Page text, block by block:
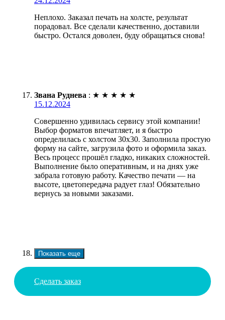
Неплохо. Заказал печать на холсте, результат
порадовал. Все сделали качественно, доставили
быстро. Остался доволен, буду обращаться снова!
Звана Руднева : ★ ★ ★ ★ ★
15.12.2024
Совершенно удивилась сервису этой компании!
Выбор форматов впечатляет, и я быстро
определилась с холстом 30х30. Заполнила простую
форму на сайте, загрузила фото и оформила заказ.
Весь процесс прошёл гладко, никаких сложностей.
Выполнение было оперативным, и на днях уже
забрала готовую работу. Качество печати — на
высоте, цветопередача радует глаз! Обязательно
вернусь за новыми заказами.
Показать еще
Сделать заказ